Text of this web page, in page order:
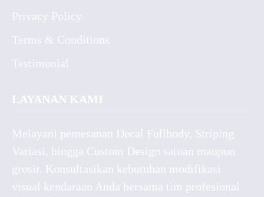
Privacy Policy
Terms & Conditions
Testimonial
LAYANAN KAMI
Melayani pemesanan Decal Fullbody, Striping
Variasi, hingga Custom Design satuan maupun
grosir. Konsultasikan kebutuhan modifikasi
visual kendaraan Anda bersama tim profesional